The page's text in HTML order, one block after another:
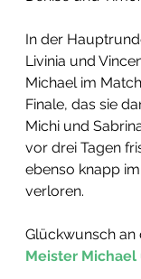
In der
Livinia und
Michael im
Finale, das sie
Michi und
vor drei Tagen
ebenso knapp
verloren.
Glückwunsch an
Meister Michael